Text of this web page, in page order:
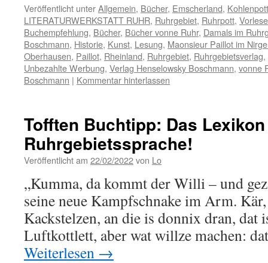
Veröffentlicht unterAllgemein, Bücher, Emscherland, Kohlenpott
LITERATURWERKSTATT RUHR, Ruhrgebiet, Ruhrpott,
Buchempfehlung, Bücher, Bücher vonne Ruhr, Damals im
Boschmann, Historie, Kunst, Lesung, Maonsieur Paillot im
Oberhausen, Paillot, Rheinland, Ruhrgebiet, Ruhrgebietsverlag,
Unbezahlte Werbung, Verlag Henselowsky Boschmann, vonne
Boschmann | Kommentar hinterlassen
Tofften Buchtipp: Das
Ruhrgebietssprache!
Veröffentlicht am 22/02/2022von Lo
„Kumma, da kommt der Willi – und
seine neue Kampfschnake im Arm.
Kackstelzen, an die is donnix dran, dat
Luftkottlett, aber wat willze machen:
Weiterlesen →